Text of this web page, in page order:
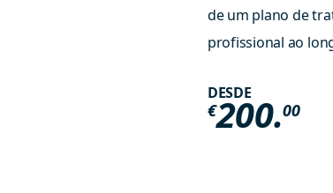
de um plano de
profissional ao
DESDE
€200.00